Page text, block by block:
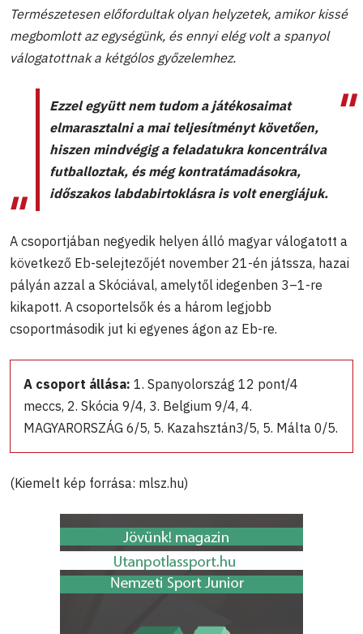
Természetesen előfordultak olyan helyzetek, amikor kissé
megbomlott az egységünk, és ennyi elég volt a spanyol
válogatottnak a kétgólos győzelemhez.
Ezzel együtt nem tudom a játékosaimat
elmarasztalni a mai teljesítményt követően,
hiszen mindvégig a feladatukra koncentrálva
futballoztak, és még kontratámadásokra,
időszakos labdabirtoklásra is volt energiájuk.
A csoportjában negyedik helyen álló magyar válogatott a
következő Eb-selejtezőjét november 21-én játssza, hazai
pályán azzal a Skóciával, amelytől idegenben 3–1-re
kikapott. A csoportelsők és a három legjobb
csoportmásodik jut ki egyenes ágon az Eb-re.
A csoport állása: 1. Spanyolország 12 pont/4
meccs, 2. Skócia 9/4, 3. Belgium 9/4, 4.
MAGYARORSZÁG 6/5, 5. Kazahsztán3/5, 5. Málta 0/5.
(Kiemelt kép forrása: mlsz.hu)